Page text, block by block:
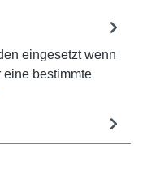
eingesetzt wenn
bestimmte